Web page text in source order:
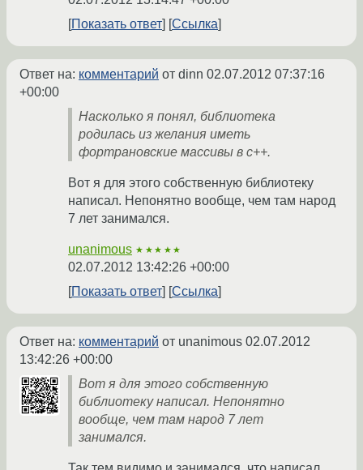
Показать ответ
Ссылка
Ответ на: комментарий от dinn 02.07.2012 07:37:16
+00:00
Насколько я понял, библиотека
родилась из желания иметь
фортрановские массивы в c++.
Вот я для этого собственную библиотеку
написал. Непонятно вообще, чем там народ
7 лет занимался.
unanimous ★★★★★
02.07.2012 13:42:26 +00:00
Показать ответ
Ссылка
Ответ на: комментарий от unanimous 02.07.2012
13:42:26 +00:00
Вот я для этого собственную
библиотеку написал. Непонятно
вообще, чем там народ 7 лет
занимался.